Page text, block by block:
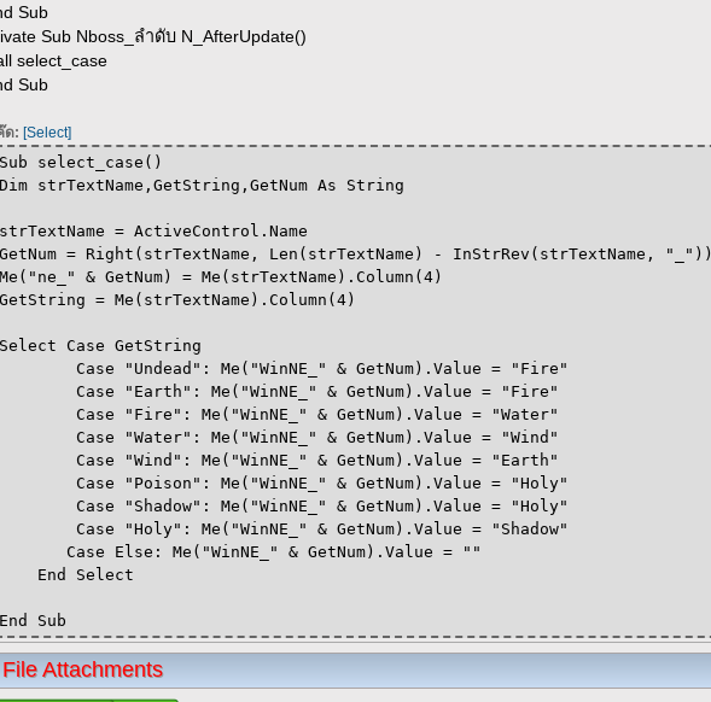
Sub
Sub Nboss_ลำดับ N_AfterUpdate()
select_case
Sub
ด: [Select]
Sub select_case()
Dim strTextName,GetString,GetNum As String
strTextName = ActiveControl.Name
GetNum = Right(strTextName, Len(strTextName) - InStrRev(strTextName, "_"))
Me("ne_" & GetNum) = Me(strTextName).Column(4)
GetString = Me(strTextName).Column(4)
Select Case GetString
Case "Undead": Me("WinNE_" & GetNum).Value = "Fire"
Case "Earth": Me("WinNE_" & GetNum).Value = "Fire"
Case "Fire": Me("WinNE_" & GetNum).Value = "Water"
Case "Water": Me("WinNE_" & GetNum).Value = "Wind"
Case "Wind": Me("WinNE_" & GetNum).Value = "Earth"
Case "Poison": Me("WinNE_" & GetNum).Value = "Holy"
Case "Shadow": Me("WinNE_" & GetNum).Value = "Holy"
Case "Holy": Me("WinNE_" & GetNum).Value = "Shadow"
Case Else: Me("WinNE_" & GetNum).Value = ""
End Select
End Sub
File Attachments